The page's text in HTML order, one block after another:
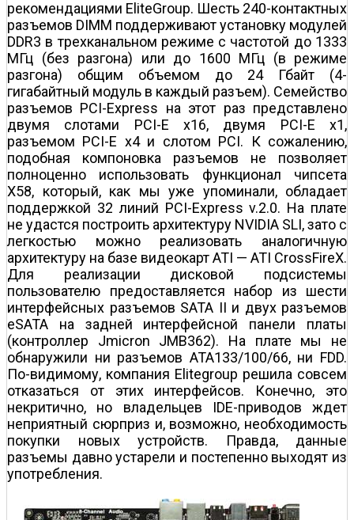
рекомендациями EliteGroup. Шесть 240-контактных
разъемов DIMM поддерживают установку модулей
DDR3 в трехканальном режиме с частотой до 1333
МГц (без разгона) или до 1600 МГц (в режиме
разгона) общим объемом до 24 Гбайт (4-
гигабайтный модуль в каждый разъем). Семейство
разъемов PCI-Express на этот раз представлено
двумя слотами PCI-E x16, двумя PCI-E x1,
разъемом PCI-E x4 и слотом PCI. К сожалению,
подобная компоновка разъемов не позволяет
полноценно использовать функционал чипсета
X58, который, как мы уже упоминали, обладает
поддержкой 32 линий PCI-Express v.2.0. На плате
не удастся построить архитектуру NVIDIA SLI, зато с
легкостью можно реализовать аналогичную
архитектуру на базе видеокарт ATI — ATI CrossFireX.
Для реализации дисковой подсистемы
пользователю предоставляется набор из шести
интерфейсных разъемов SATA II и двух разъемов
eSATA на задней интерфейсной панели платы
(контроллер Jmicron JMB362). На плате мы не
обнаружили ни разъемов ATA133/100/66, ни FDD.
По-видимому, компания Elitegroup решила совсем
отказаться от этих интерфейсов. Конечно, это
некритично, но владельцев IDE-приводов ждет
неприятный сюрприз и, возможно, необходимость
покупки новых устройств. Правда, данные
разъемы давно устарели и постепенно выходят из
употребления.